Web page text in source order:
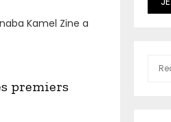
Kamel Zine a
premiers